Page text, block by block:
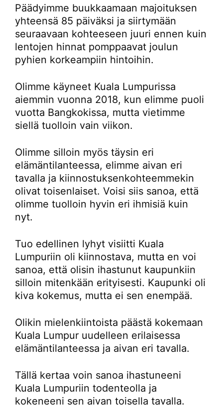
Päädyimme buukkaamaan majoituksen
yhteensä 85 päiväksi ja siirtymään
seuraavaan kohteeseen juuri ennen kuin
lentojen hinnat pomppaavat joulun
pyhien korkeampiin hintoihin.
Olimme käyneet Kuala Lumpurissa
aiemmin vuonna 2018, kun elimme puoli
vuotta Bangkokissa, mutta vietimme
siellä tuolloin vain viikon.
Olimme silloin myös täysin eri
elämäntilanteessa, elimme aivan eri
tavalla ja kiinnostuksenkohteemmekin
olivat toisenlaiset. Voisi siis sanoa, että
olimme tuolloin hyvin eri ihmisiä kuin
nyt.
Tuo edellinen lyhyt visiitti Kuala
Lumpuriin oli kiinnostava, mutta en voi
sanoa, että olisin ihastunut kaupunkiin
silloin mitenkään erityisesti. Kaupunki oli
kiva kokemus, mutta ei sen enempää.
Olikin mielenkiintoista päästä kokemaan
Kuala Lumpur uudelleen erilaisessa
elämäntilanteessa ja aivan eri tavalla.
Tällä kertaa voin sanoa ihastuneeni
Kuala Lumpuriin todenteolla ja
kokeneeni sen aivan toisella tavalla.